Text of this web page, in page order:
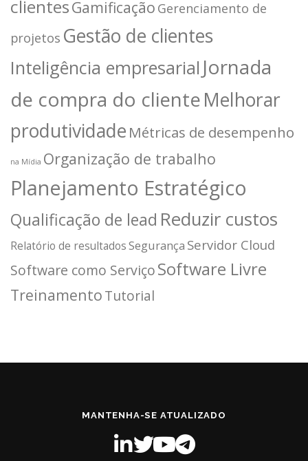
clientesGamificação Gerenciamento de
projetos Gestão de clientes
Inteligência empresarial Jornada
de compra do clienteMelhorar
produtividade Métricas de desempenho
na Mídia Organização de trabalho
Planejamento Estratégico
Qualificação de lead Reduzir custos
Relatório de resultadosSegurança Servidor Cloud
Software como ServiçoSoftware Livre
TreinamentoTutorial
MANTENHA-SE ATUALIZADO